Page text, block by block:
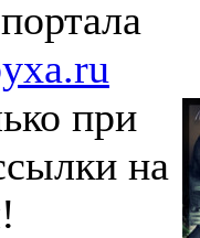
при
на